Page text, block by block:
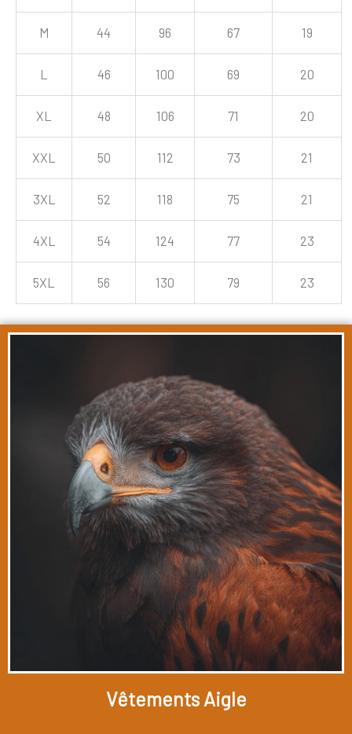
M 44 96 67 19
L 46 100 69 20
XL 48 106 71 20
XXL 50 112 73 21
3XL 52 118 75 21
4XL 54 124 77 23
5XL 56 130 79 23
Vêtements Aigle